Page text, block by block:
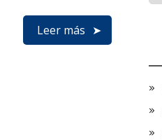
Leer más